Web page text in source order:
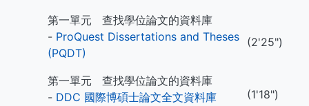
第一單元 查找學位論文的資料庫
- ProQuest Dissertations and Theses
(PQDT)
(2'25")
第一單元 查找學位論文的資料庫
- DDC 國際博碩士論文全文資料庫 (1'18")